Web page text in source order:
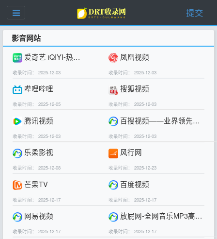
提交
影音网站
爱奇艺 iQIYI-热门独播剧集在线观看
收录时间： 2025-12-03
凤凰视频
收录时间： 2025-12-03
哔哩哔哩
收录时间： 2025-12-05
搜狐视频
收录时间： 2025-12-03
腾讯视频
收录时间： 2025-12-03
百搜视频——业界领先的中文视频搜索引擎之一
收录时间： 2025-12-03
乐柔影视
收录时间： 2025-12-08
风行网
收录时间： 2025-12-23
芒果TV
收录时间： 2025-12-17
百度视频
收录时间： 2025-12-17
网易视频
收录时间： 2025-12-17
放屁网-全网音乐MP3高品质在线免费下载与播放
收录时间： 2025-12-17